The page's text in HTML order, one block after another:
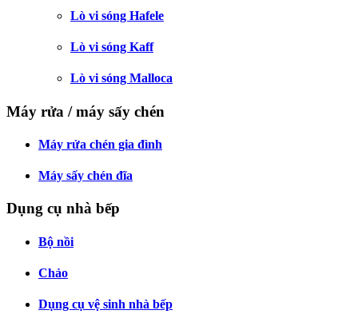
Lò vi sóng Hafele
Lò vi sóng Kaff
Lò vi sóng Malloca
Máy rửa / máy sấy chén
Máy rửa chén gia đình
Máy sấy chén đĩa
Dụng cụ nhà bếp
Bộ nồi
Chảo
Dụng cụ vệ sinh nhà bếp